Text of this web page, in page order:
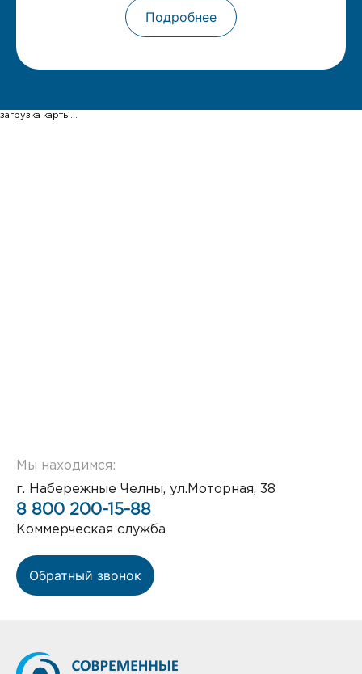
Подробнее
загрузка карты...
Мы находимся:
г. Набережные Челны, ул.Моторная, 38
8 800 200-15-88
Коммерческая служба
Обратный звонок